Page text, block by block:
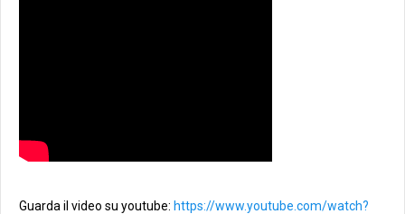
Guarda il video su youtube: https://www.youtube.com/watch?